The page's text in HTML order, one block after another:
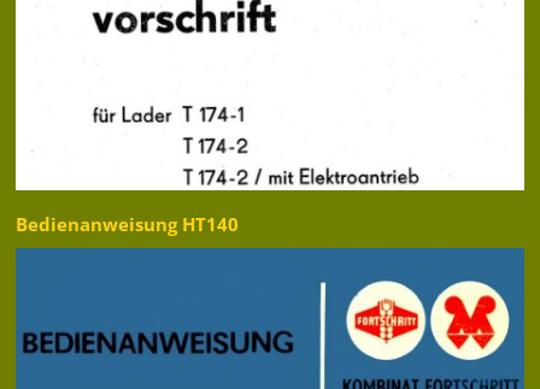
Bedienanweisung HT140